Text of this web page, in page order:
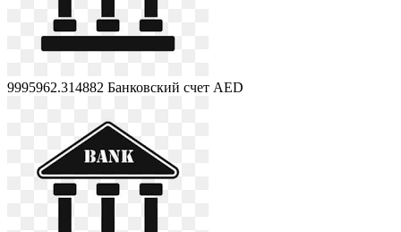
9995962.314882 Банковский счет AED